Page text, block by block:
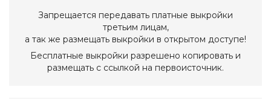
Запрещается передавать платные выкройки
третьим лицам,
а так же размещать выкройки в открытом доступе!
Бесплатные выкройки разрешено копировать и
размещать с ссылкой на первоисточник.